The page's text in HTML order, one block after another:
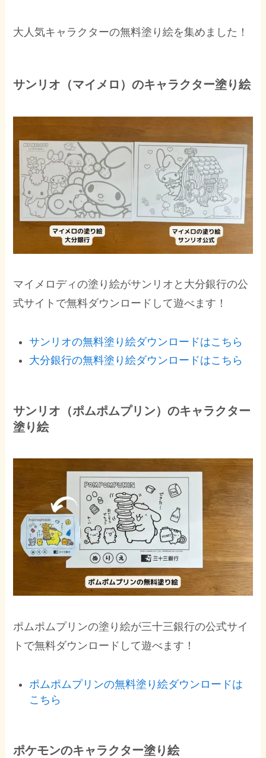
大人気キャラクターの無料塗り絵を集めました！
サンリオ（マイメロ）のキャラクター塗り絵
マイメロディの塗り絵がサンリオと大分銀行の公
式サイトで無料ダウンロードして遊べます！
サンリオの無料塗り絵ダウンロードはこちら
大分銀行の無料塗り絵ダウンロードはこちら
サンリオ（ポムポムプリン）のキャラクター
塗り絵
ポムポムプリンの塗り絵が三十三銀行の公式サイ
トで無料ダウンロードして遊べます！
ポムポムプリンの無料塗り絵ダウンロードは
こちら
ポケモンのキャラクター塗り絵